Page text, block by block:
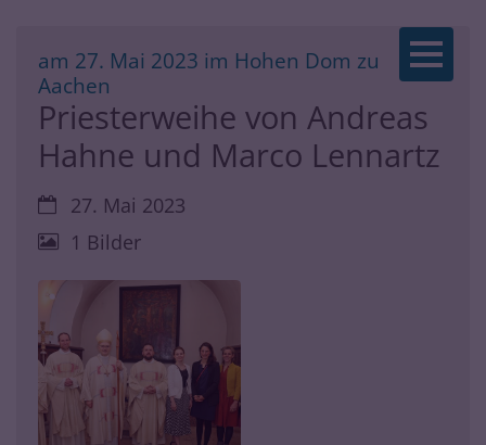
am 27. Mai 2023 im Hohen Dom zu
Aachen
Priesterweihe von Andreas
Hahne und Marco Lennartz
Datum:27. Mai 2023
1 Bilder